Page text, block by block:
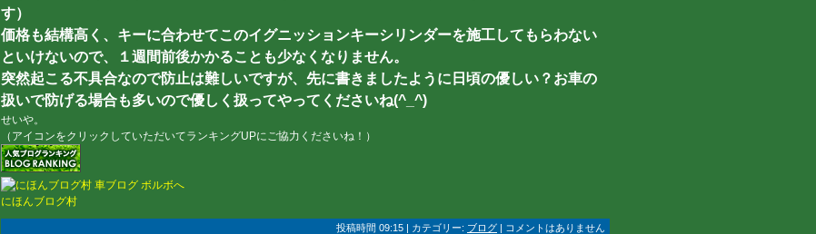
す）
価格も結構高く、キーに合わせてこのイグニッションキーシリンダーを施工してもらわない
といけないので、１週間前後かかることも少なくなりません。
突然起こる不具合なので防止は難しいですが、先に書きましたように日頃の優しい？お車の
扱いで防げる場合も多いので優しく扱ってやってくださいね(^_^)
せいや。
（アイコンをクリックしていただいてランキングUPにご協力くださいね！）
にほんブログ村
投稿時間 09:15 | カテゴリー: ブログ | コメントはありません